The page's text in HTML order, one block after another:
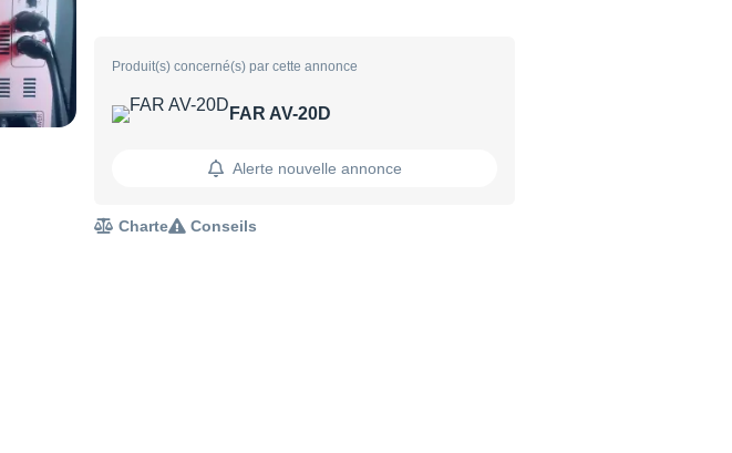
Produit(s) concerné(s) par cette annonce
FAR AV-20D
Alerte nouvelle annonce
Charte Conseils